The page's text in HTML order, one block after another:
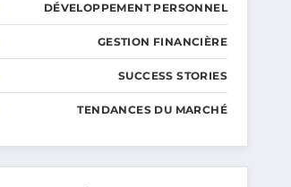
DÉVELOPPEMENT PERSONNEL
GESTION FINANCIÈRE
SUCCESS STORIES
TENDANCES DU MARCHÉ